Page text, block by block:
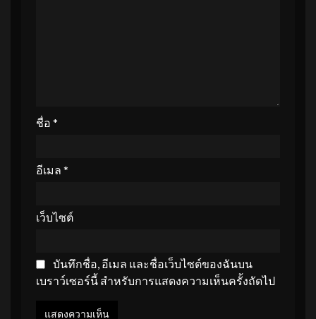
ชื่อ *
อีเมล *
เว็บไซต์
บันทึกชื่อ, อีเมล และชื่อเว็บไซต์ของฉันบน
เบราว์เซอร์นี้ สำหรับการแสดงความเห็นครั้งถัดไป